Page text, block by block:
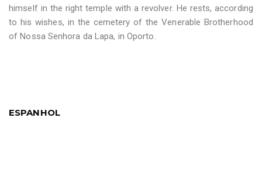
himself in the right temple with a revolver. He rests, according
to his wishes, in the cemetery of the Venerable Brotherhood
of Nossa Senhora da Lapa, in Oporto.
ESPANHOL